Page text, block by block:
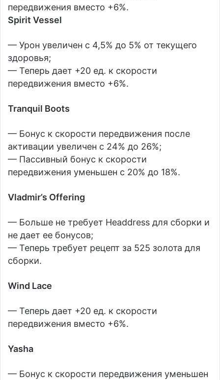
передвижения вместо +6%.
Spirit Vessel
— Урон увеличен с 4,5% до 5% от текущего
здоровья;
— Теперь дает +20 ед. к скорости
передвижения вместо +6%.
Tranquil Boots
— Бонус к скорости передвижения после
активации увеличен с 24% до 26%;
— Пассивный бонус к скорости
передвижения уменьшен с 20% до 18%.
Vladmir’s Offering
— Больше не требует Headdress для сборки и
не дает ее бонусов;
— Теперь требует рецепт за 525 золота для
сборки.
Wind Lace
— Теперь дает +20 ед. к скорости
передвижения вместо +6%.
Yasha
— Бонус к скорости передвижения уменьшен